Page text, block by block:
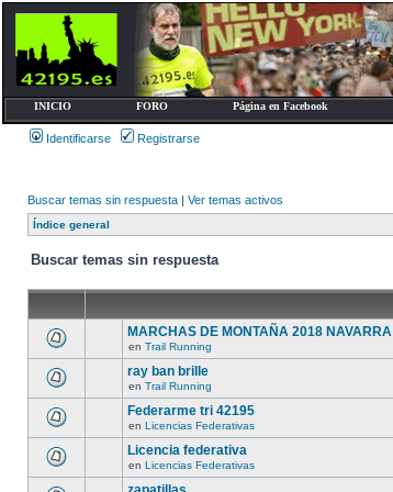
INICIO FORO Página en Facebook
Identificarse Registrarse
Buscar temas sin respuesta | Ver temas activos
Índice general
Buscar temas sin respuesta
MARCHAS DE MONTAÑA 2018 NAVARRA
en Trail Running
ray ban brille
en Trail Running
Federarme tri 42195
en Licencias Federativas
Licencia federativa
en Licencias Federativas